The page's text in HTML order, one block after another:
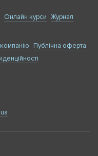
Онлайн курси Журнал
Публічна оферта